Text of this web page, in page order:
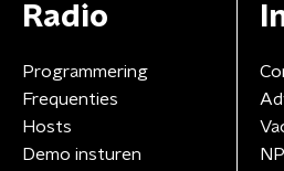
Radio
Programmering
Frequenties
Hosts
Demo insturen